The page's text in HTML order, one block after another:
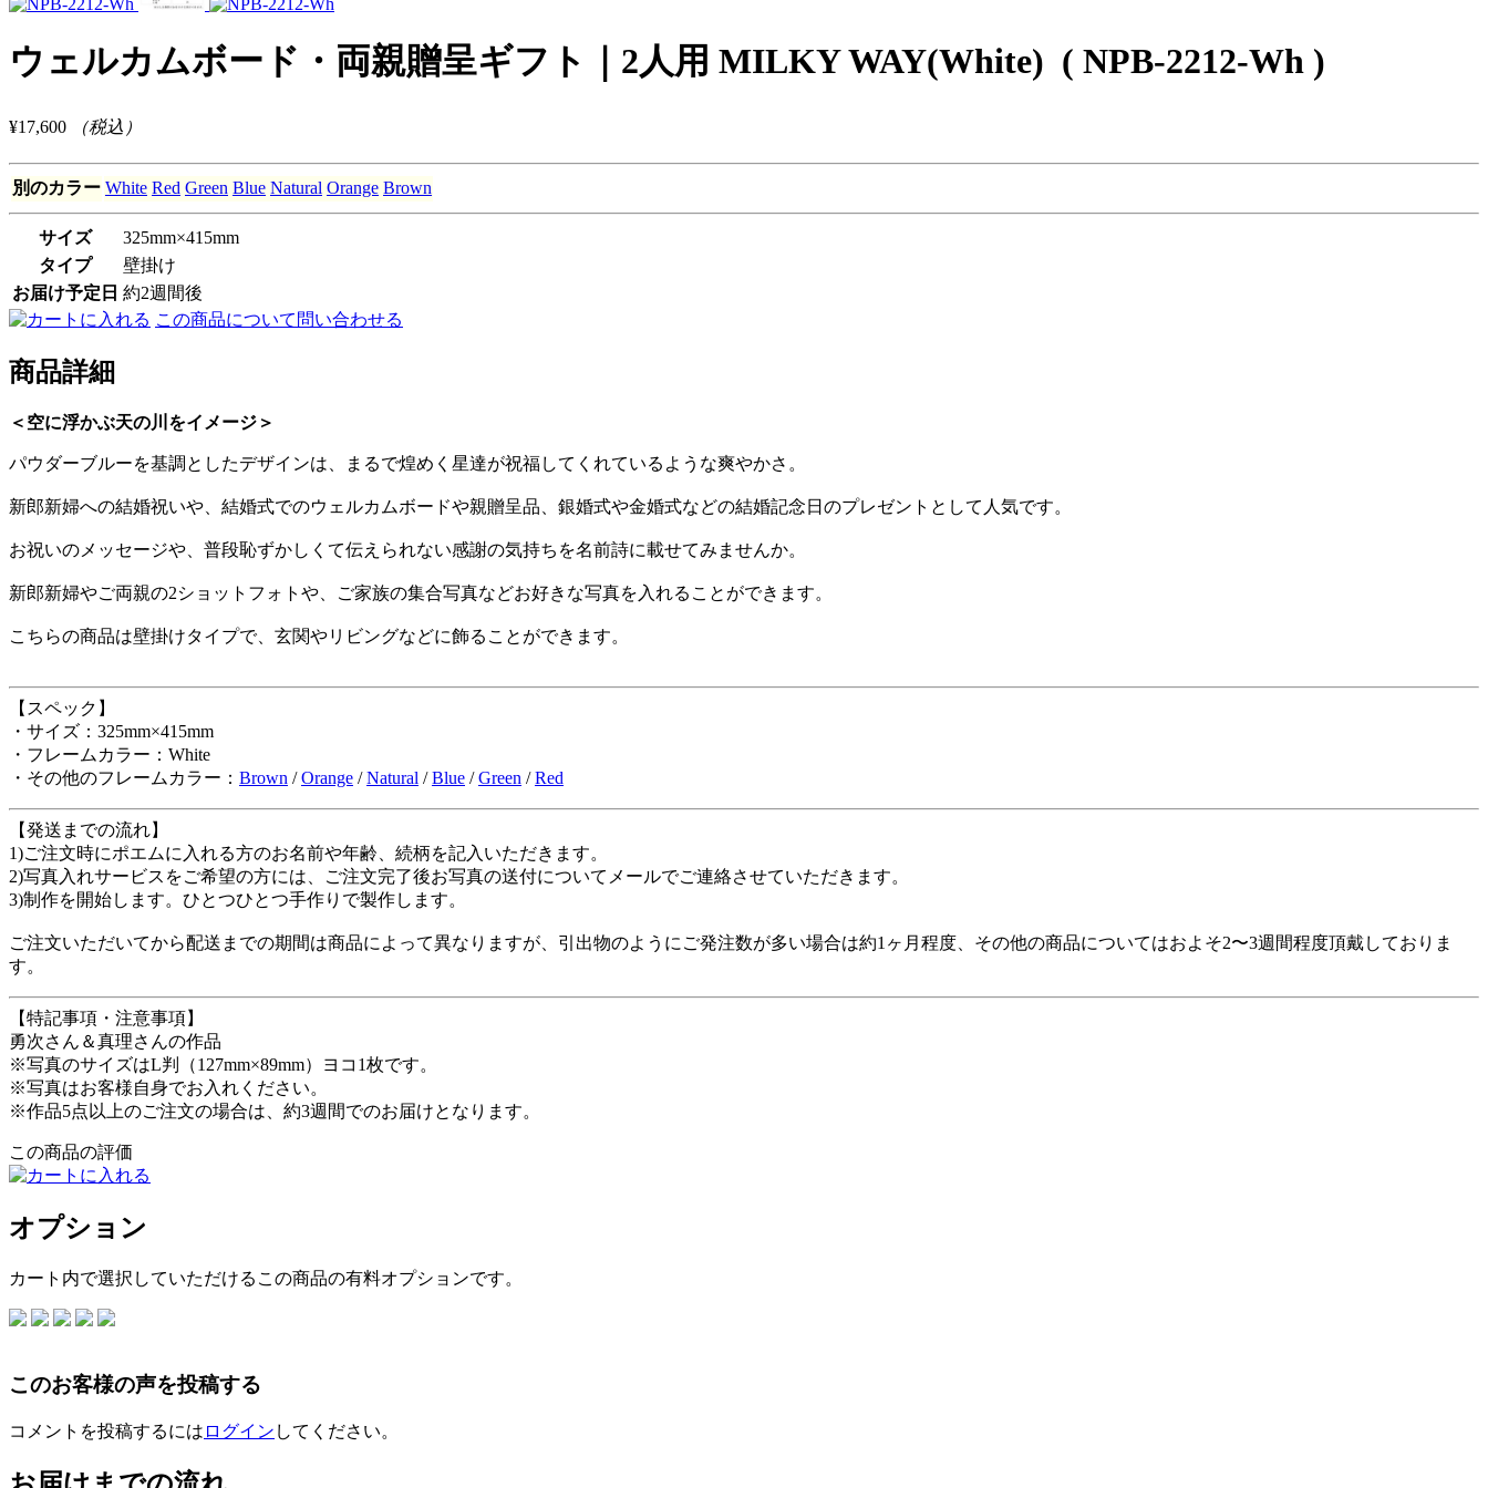
ウェルカムボード・両親贈呈ギフト｜2人用 MILKY WAY(White) ( NPB-2212-Wh )
¥17,600 （税込）
別のカラー White Red Green Blue Natural Orange Brown
サイズ
325mm×415mm
タイプ
壁掛け
お届け予定日 約2週間後
この商品について問い合わせる
商品詳細
＜空に浮かぶ天の川をイメージ＞
パウダーブルーを基調としたデザインは、まるで煌めく星達が祝福してくれているような爽やかさ。
新郎新婦への結婚祝いや、結婚式でのウェルカムボードや親贈呈品、銀婚式や金婚式などの結婚記念日のプレゼントとして人気です。
お祝いのメッセージや、普段恥ずかしくて伝えられない感謝の気持ちを名前詩に載せてみませんか。
新郎新婦やご両親の2ショットフォトや、ご家族の集合写真などお好きな写真を入れることができます。
こちらの商品は壁掛けタイプで、玄関やリビングなどに飾ることができます。
【スペック】
・サイズ：325mm×415mm
・フレームカラー：White
・その他のフレームカラー： Brown /Orange /Natural /Blue /Green /Red
【発送までの流れ】
1)ご注文時にポエムに入れる方のお名前や年齢、続柄を記入いただきます。
2)写真入れサービスをご希望の方には、ご注文完了後お写真の送付についてメールでご連絡させていただきます。
3)制作を開始します。ひとつひとつ手作りで製作します。
ご注文いただいてから配送までの期間は商品によって異なりますが、引出物のようにご発注数が多い場合は約1ヶ月程度、その他の商品についてはおよそ2〜3週間程度頂戴しておりま
す。
【特記事項・注意事項】
勇次さん＆真理さんの作品
※写真のサイズはL判（127mm×89mm）ヨコ1枚です。
※写真はお客様自身でお入れください。
※作品5点以上のご注文の場合は、約3週間でのお届けとなります。
この商品の評価
オプション
カート内で選択していただけるこの商品の有料オプションです。
このお客様の声を投稿する
コメントを投稿するには ログイン してください。